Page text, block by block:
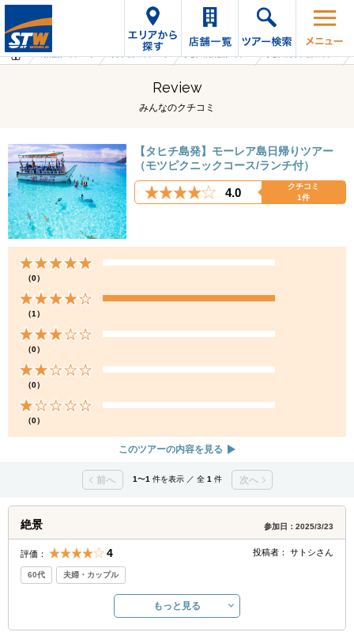
Review
みんなのクチコミ
【タヒチ島発】モーレア島日帰りツアー
（モツピクニックコース/ランチ付）
4.0
クチコミ
1件
（0）
（1）
（0）
（0）
（0）
このツアーの内容を見る
前へ 1〜1 件を表示 ／ 全 1 件 次へ
絶景 参加日：2025/3/23
評価： 4 投稿者： サトシさん
60代 夫婦・カップル
もっと見る